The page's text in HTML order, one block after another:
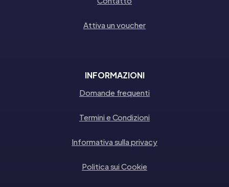
Attiva un voucher
INFORMAZIONI
Domande frequenti
Termini e Condizioni
Informativa sulla privacy
Politica sui Cookie